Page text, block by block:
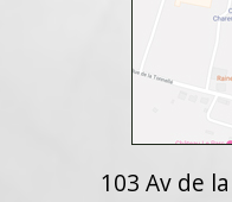
103 Av de